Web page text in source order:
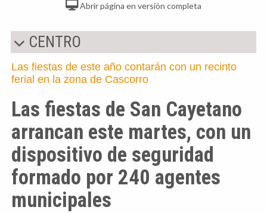
Abrir página en versión completa
CENTRO
Las fiestas de este año contarán con un recinto
ferial en la zona de Cascorro
Las fiestas de San Cayetano
arrancan este martes, con un
dispositivo de seguridad
formado por 240 agentes
municipales